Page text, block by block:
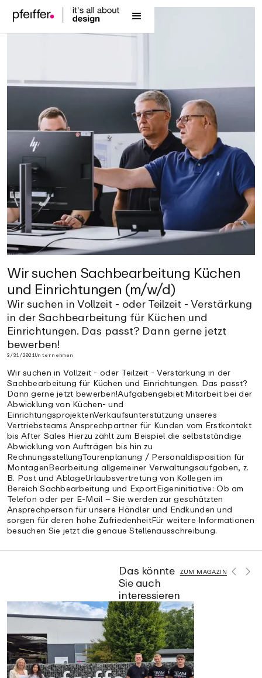
Wir suchen Sachbearbeitung Küchen
und Einrichtungen (m/w/d)
Wir suchen in Vollzeit - oder Teilzeit - Verstärkung
in der Sachbearbeitung für Küchen und
Einrichtungen. Das passt? Dann gerne jetzt
bewerben!
3/31/2021Unternehmen
Wir suchen in Vollzeit - oder Teilzeit - Verstärkung in der
Sachbearbeitung für Küchen und Einrichtungen. Das passt?
Dann gerne jetzt bewerben!Aufgabengebiet:Mitarbeit bei der
Abwicklung von Küchen- und
EinrichtungsprojektenVerkaufsunterstützung unseres
Vertriebsteams Ansprechpartner für Kunden vom Erstkontakt
bis After Sales Hierzu zählt zum Beispiel die selbstständige
Abwicklung von Aufträgen bis hin zu
RechnungsstellungTourenplanung / Personaldisposition für
MontagenBearbeitung allgemeiner Verwaltungsaufgaben, z.
B. Post und AblageUrlaubsvertretung von Kollegen im
Bereich Sachbearbeitung und ExportEigeninitiative: Ob am
Telefon oder per E-Mail – Sie werden zur geschätzten
Ansprechperson für unsere Händler und Endkunden und
sorgen für deren hohe ZufriedenheitFür weitere Informationen
besuchen Sie jetzt die genaue Stellenausschreibung.
Das könnte
Sie auch
interessieren
ZUM MAGAZIN